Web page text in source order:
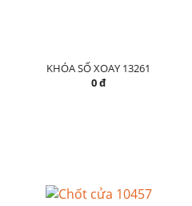
KHÓA SỐ XOAY 13261
0 đ